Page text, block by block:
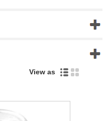
View as